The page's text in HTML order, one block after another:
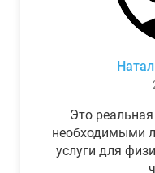
Это
необходимыми
услуги для